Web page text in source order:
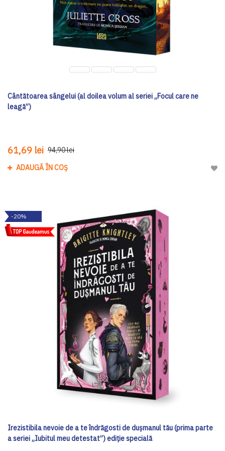
Cântătoarea sângelui (al doilea volum al seriei „Focul care ne
leagă”)
61,69 lei 94,90 lei
ADAUGĂ ÎN COȘ
-20%
Irezistibila nevoie de a te îndrăgosti de dușmanul tău (prima parte
a seriei „Iubitul meu detestat”) ediţie specială